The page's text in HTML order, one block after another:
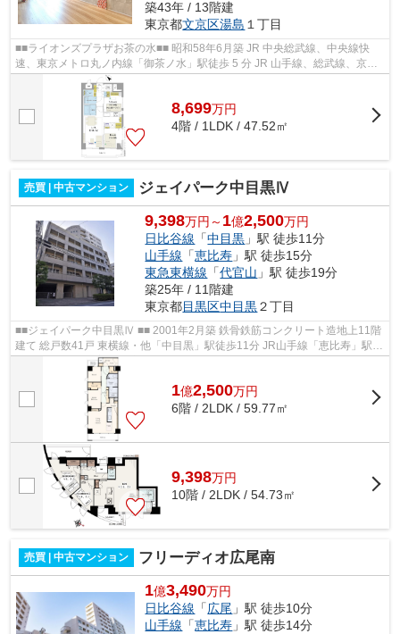
築43年 / 13階建
東京都文京区湯島 １丁目
■■ライオンズプラザお茶の水■■ 昭和58年6月築 JR 中央総武線、中央線快
速、東京メトロ丸ノ内線「御茶ノ水」駅徒歩 5 分 JR 山手線、総武線、京浜
東北線、つくばエクスプレス、東京メ...
8,699万円
4階 / 1LDK / 47.52㎡
売買 | 中古マンション ジェイパーク中目黒Ⅳ
9,398万円～ 1億2,500万円
日比谷線 「中目黒 」駅 徒歩11分
山手線 「恵比寿 」駅 徒歩15分
東急東横線 「代官山 」駅 徒歩19分
築25年 / 11階建
東京都目黒区中目黒２丁目
■■ジェイパーク中目黒Ⅳ ■■ 2001年2月築 鉄骨鉄筋コンクリート造地上11階
建て 総戸数41戸 東横線・他「中目黒」駅徒歩11分 JR山手線「恵比寿」駅徒
歩15分 ペット飼育可能 宅配ボック...
1億2,500万円
6階 / 2LDK / 59.77㎡
9,398万円
10階 / 2LDK / 54.73㎡
売買 | 中古マンション フリーディオ広尾南
1億3,490万円
日比谷線 「広尾 」駅 徒歩10分
山手線 「恵比寿 」駅 徒歩14分